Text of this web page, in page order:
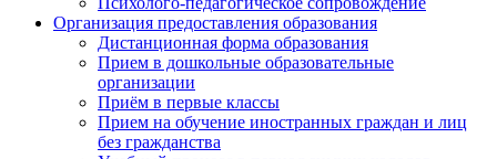
Организация предоставления образования
Дистанционная форма образования
Прием в дошкольные образовательные
организации
Приём в первые классы
Прием на обучение иностранных граждан и лиц
без гражданства